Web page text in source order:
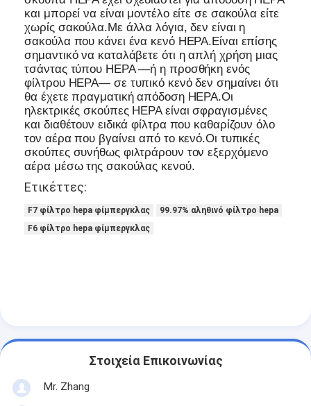
και μπορεί να είναι μοντέλο είτε σε σακούλα είτε
χωρίς σακούλα.Με άλλα λόγια, δεν είναι η
σακούλα που κάνει ένα κενό HEPA.Είναι επίσης
σημαντικό να καταλάβετε ότι η απλή χρήση μιας
τσάντας τύπου HEPA —ή η προσθήκη ενός
φίλτρου HEPA— σε τυπικό κενό δεν σημαίνει ότι
θα έχετε πραγματική απόδοση HEPA.Οι
ηλεκτρικές σκούπες HEPA είναι σφραγισμένες
και διαθέτουν ειδικά φίλτρα που καθαρίζουν όλο
τον αέρα που βγαίνει από το κενό.Οι τυπικές
σκούπες συνήθως φιλτράρουν τον εξερχόμενο
αέρα μέσω της σακούλας κενού.
Ετικέττες:
F7 φίλτρο hepa φίμπεργκλας
99.97% αληθινό φίλτρο hepa
F6 φίλτρο hepa φίμπεργκλας
Στοιχεία Επικοινωνίας
Mr. Zhang